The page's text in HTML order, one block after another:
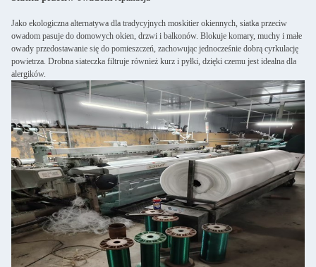
Jako ekologiczna alternatywa dla tradycyjnych moskitier okiennych, siatka przeciw
owadom pasuje do domowych okien, drzwi i balkonów. Blokuje komary, muchy i małe
owady przedostawanie się do pomieszczeń, zachowując jednocześnie dobrą cyrkulację
powietrza. Drobna siateczka filtruje również kurz i pyłki, dzięki czemu jest idealna dla
alergików.